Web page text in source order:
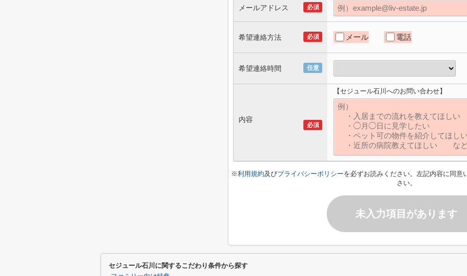
必須
メールアドレス
必須
希望連絡方法 メール 電話
任意
希望連絡時間
必須
内容
【セジュール石川へのお問い合わせ】
※利用規約及びプライバシーポリシーを必ずお読みください。左記内容に同
さい。
未入力項目があります
セジュール石川に関するこだわり条件から探す